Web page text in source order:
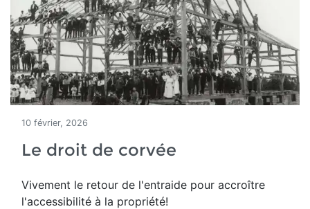
10 février, 2026
Le droit de corvée
Vivement le retour de l'entraide pour accroître
l'accessibilité à la propriété!